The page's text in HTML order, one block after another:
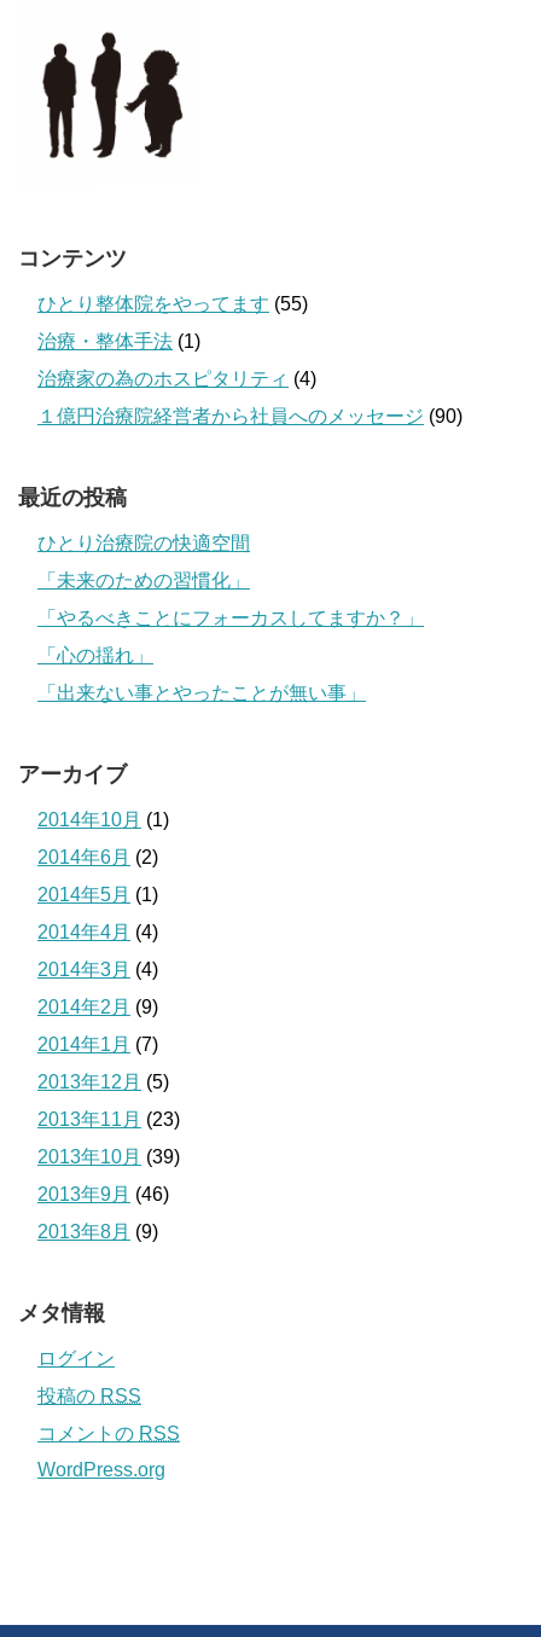
コンテンツ
ひとり整体院をやってます (55)
治療・整体手法 (1)
治療家の為のホスピタリティ (4)
１億円治療院経営者から社員へのメッセージ (90)
最近の投稿
ひとり治療院の快適空間
「未来のための習慣化」
「やるべきことにフォーカスしてますか？」
「心の揺れ」
「出来ない事とやったことが無い事」
アーカイブ
2014年10月 (1)
2014年6月 (2)
2014年5月 (1)
2014年4月 (4)
2014年3月 (4)
2014年2月 (9)
2014年1月 (7)
2013年12月 (5)
2013年11月 (23)
2013年10月 (39)
2013年9月 (46)
2013年8月 (9)
メタ情報
ログイン
投稿の RSS
コメントの RSS
WordPress.org